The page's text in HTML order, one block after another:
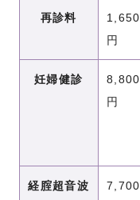
再診料
1,650
円
妊婦健診
8,800
円
経腟超音波
7,700